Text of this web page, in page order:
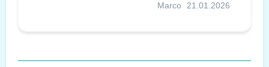
Marco 21.01.2026